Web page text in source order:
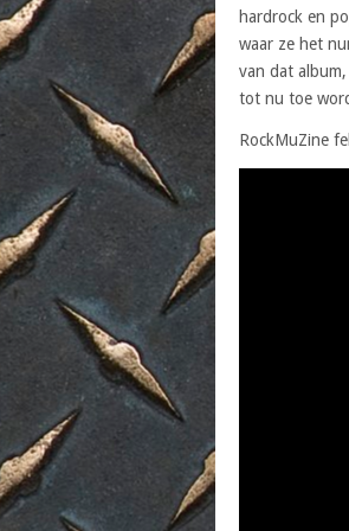
hardrock en
waar ze het
van dat
tot nu toe
RockMuZine